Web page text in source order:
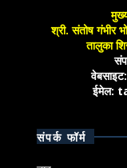
श्री. संतोष गंभीर
तालुका
वेबसाइट:
ईमेल:
संपर्क फॉर्म